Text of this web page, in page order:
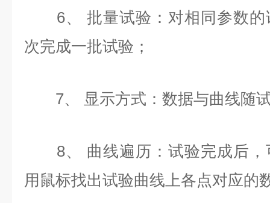
6、 批量试验：对相同参数的
次完成一批试验；
7、 显示方式：数据与曲线随
8、 曲线遍历：试验完成后，
用鼠标找出试验曲线上各点对应的